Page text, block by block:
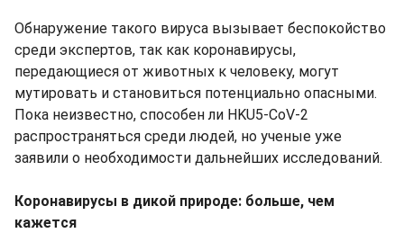
Обнаружение такого вируса вызывает беспокойство
среди экспертов, так как коронавирусы,
передающиеся от животных к человеку, могут
мутировать и становиться потенциально опасными.
Пока неизвестно, способен ли HKU5-CoV-2
распространяться среди людей, но ученые уже
заявили о необходимости дальнейших исследований.
Коронавирусы в дикой природе: больше, чем
кажется